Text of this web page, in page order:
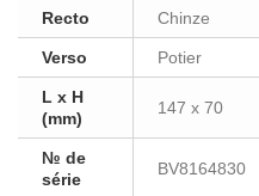
Recto Chinze
Verso Potier
L x H
(mm)
147 x 70
№ de
série
BV8164830